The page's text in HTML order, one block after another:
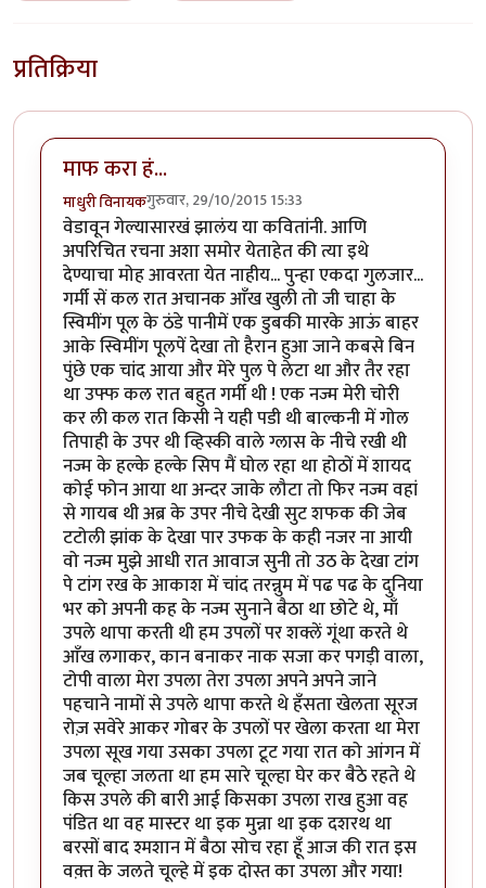
प्रतिक्रिया
माफ करा हं...
माधुरी विनायकगुरुवार, 29/10/2015 15:33
वेडावून गेल्यासारखं झालंय या कवितांनी. आणि
अपरिचित रचना अशा समोर येताहेत की त्या इथे
देण्याचा मोह आवरता येत नाहीय... पुन्हा एकदा गुलजार...
गर्मी सें कल रात अचानक आँख खुली तो जी चाहा के
स्विमींग पूल के ठंडे पानीमें एक डुबकी मारके आऊं बाहर
आके स्विमींग पूलपें देखा तो हैरान हुआ जाने कबसे बिन
पुंछे एक चांद आया और मेरे पुल पे लेटा था और तैर रहा
था उफ्फ कल रात बहुत गर्मी थी ! एक नज्म मेरी चोरी
कर ली कल रात किसी ने यही पडी थी बाल्कनी में गोल
तिपाही के उपर थी व्हिस्की वाले ग्लास के नीचे रखी थी
नज्म के हल्के हल्के सिप मैं घोल रहा था होठों में शायद
कोई फोन आया था अन्दर जाके लौटा तो फिर नज्म वहां
से गायब थी अब्र के उपर नीचे देखी सुट शफक की जेब
टटोली झांक के देखा पार उफक के कही नजर ना आयी
वो नज्म मुझे आधी रात आवाज सुनी तो उठ के देखा टांग
पे टांग रख के आकाश में चांद तरन्नुम में पढ पढ के दुनिया
भर को अपनी कह के नज्म सुनाने बैठा था छोटे थे, माँ
उपले थापा करती थी हम उपलों पर शक्लें गूंथा करते थे
आँख लगाकर, कान बनाकर नाक सजा कर पगड़ी वाला,
टोपी वाला मेरा उपला तेरा उपला अपने अपने जाने
पहचाने नामों से उपले थापा करते थे हँसता खेलता सूरज
रोज़ सवेरे आकर गोबर के उपलों पर खेला करता था मेरा
उपला सूख गया उसका उपला टूट गया रात को आंगन में
जब चूल्हा जलता था हम सारे चूल्हा घेर कर बैठे रहते थे
किस उपले की बारी आई किसका उपला राख हुआ वह
पंडित था वह मास्टर था इक मुन्ना था इक दशरथ था
बरसों बाद श्मशान में बैठा सोच रहा हूँ आज की रात इस
वक़्त के जलते चूल्हे में इक दोस्त का उपला और गया!